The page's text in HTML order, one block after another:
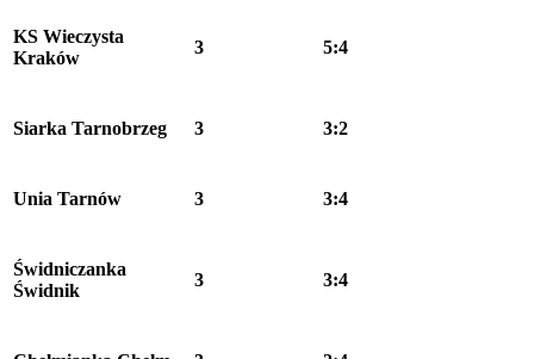
KS Wieczysta
Kraków
3 5:4
Siarka Tarnobrzeg 3 3:2
Unia Tarnów 3 3:4
Świdniczanka
Świdnik
3 3:4